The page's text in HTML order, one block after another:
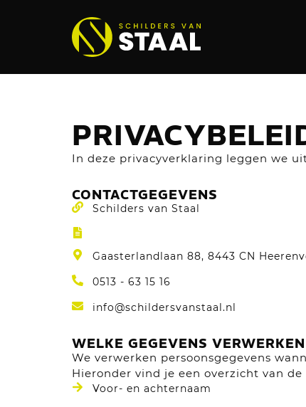
In deze privacyverklaring leggen we
CONTACTGEGEVENS
Schilders van Staal
Gaasterlandlaan 88, 8443 CN
0513 - 63 15 16
info@schildersvanstaal.nl
WELKE GEGEVENS
We verwerken persoonsgegevens
Hieronder vind je een overzicht van
Voor- en achternaam